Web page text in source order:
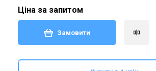
Ціна за запитом
Замовити